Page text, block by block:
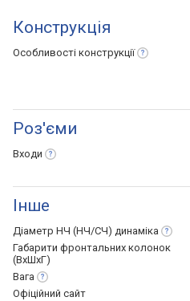
Конструкція
Особливості конструкції
Роз'єми
Входи
Інше
Діаметр НЧ (НЧ/СЧ) динаміка
Габарити фронтальних колонок
(ВхШхГ)
Вага
Офіційний сайт